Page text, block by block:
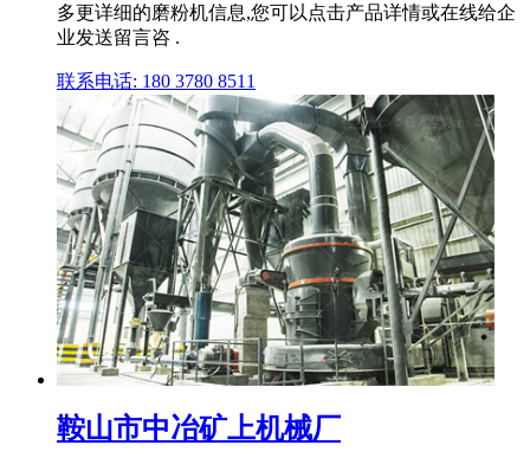
多更详细的磨粉机信息,您可以点击产品详情或在线给企
业发送留言咨 .
联系电话: 180 3780 8511
鞍山市中冶矿上机械厂